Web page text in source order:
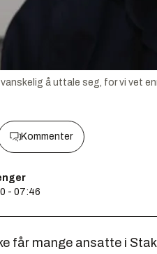
å uttale seg, for vi vet
Kommenter
- 07:46
får mange ansatte i